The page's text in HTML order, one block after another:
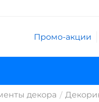
Промо-акции
декора /